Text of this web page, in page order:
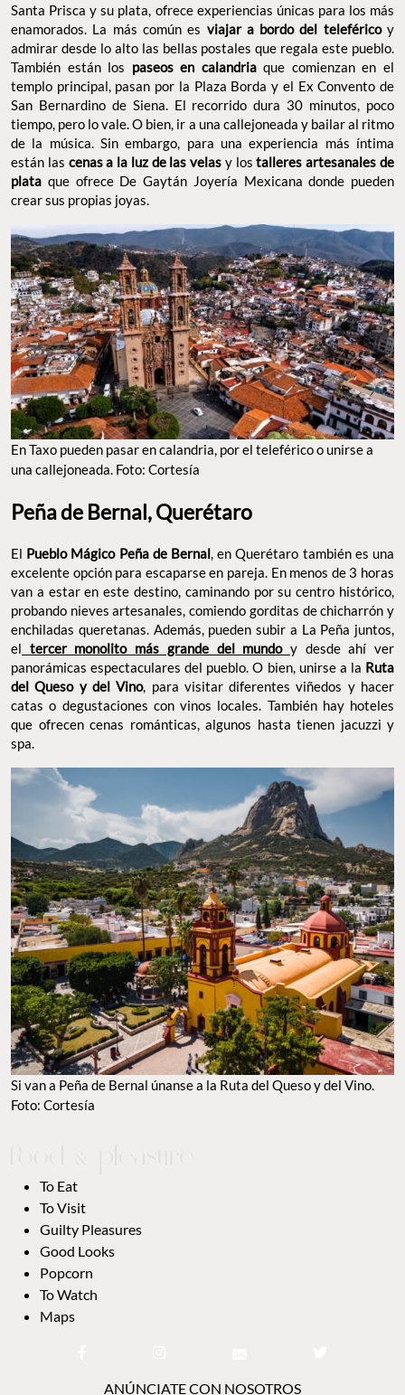
Santa Prisca y su plata, ofrece experiencias únicas para los más
enamorados. La más común es viajar a bordo del teleférico y
admirar desde lo alto las bellas postales que regala este pueblo.
También están los paseos en calandriaque comienzan en el
templo principal, pasan por la Plaza Borda y el Ex Convento de
San Bernardino de Siena. El recorrido dura 30 minutos, poco
tiempo, pero lo vale. O bien, ir a una callejoneada y bailar al ritmo
de la música. Sin embargo, para una experiencia más íntima
están las cenas a la luz de las velas y los talleres artesanales de
plata que ofrece De Gaytán Joyería Mexicana donde pueden
crear sus propias joyas.
En Taxo pueden pasar en calandria, por el teleférico o unirse a
una callejoneada. Foto: Cortesía
Peña de Bernal, Querétaro
El Pueblo Mágico Peña de Bernal, en Querétaro también es una
excelente opción para escaparse en pareja. En menos de 3 horas
van a estar en este destino, caminando por su centro histórico,
probando nieves artesanales, comiendo gorditas de chicharrón y
enchiladas queretanas. Además, pueden subir a La Peña juntos,
el tercer monolito más grande del mundo y desde ahí ver
panorámicas espectaculares del pueblo. O bien, unirse a la Ruta
del Queso y del Vino, para visitar diferentes viñedos y hacer
catas o degustaciones con vinos locales. También hay hoteles
que ofrecen cenas románticas, algunos hasta tienen jacuzzi y
spa.
Si van a Peña de Bernal únanse a la Ruta del Queso y del Vino.
Foto: Cortesía
To Eat
To Visit
Guilty Pleasures
Good Looks
Popcorn
To Watch
Maps
ANÚNCIATE CON NOSOTROS